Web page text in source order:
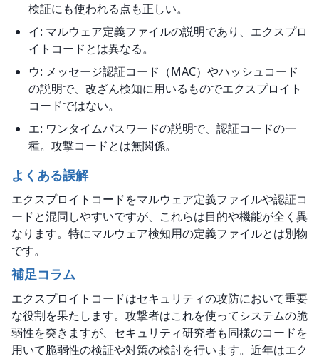
検証にも使われる点も正しい。
イ: マルウェア定義ファイルの説明であり、エクスプロ
イトコードとは異なる。
ウ: メッセージ認証コード（MAC）やハッシュコード
の説明で、改ざん検知に用いるものでエクスプロイト
コードではない。
エ: ワンタイムパスワードの説明で、認証コードの一
種。攻撃コードとは無関係。
よくある誤解
エクスプロイトコードをマルウェア定義ファイルや認証コ
ードと混同しやすいですが、これらは目的や機能が全く異
なります。特にマルウェア検知用の定義ファイルとは別物
です。
補足コラム
エクスプロイトコードはセキュリティの攻防において重要
な役割を果たします。攻撃者はこれを使ってシステムの脆
弱性を突きますが、セキュリティ研究者も同様のコードを
用いて脆弱性の検証や対策の検討を行います。近年はエク